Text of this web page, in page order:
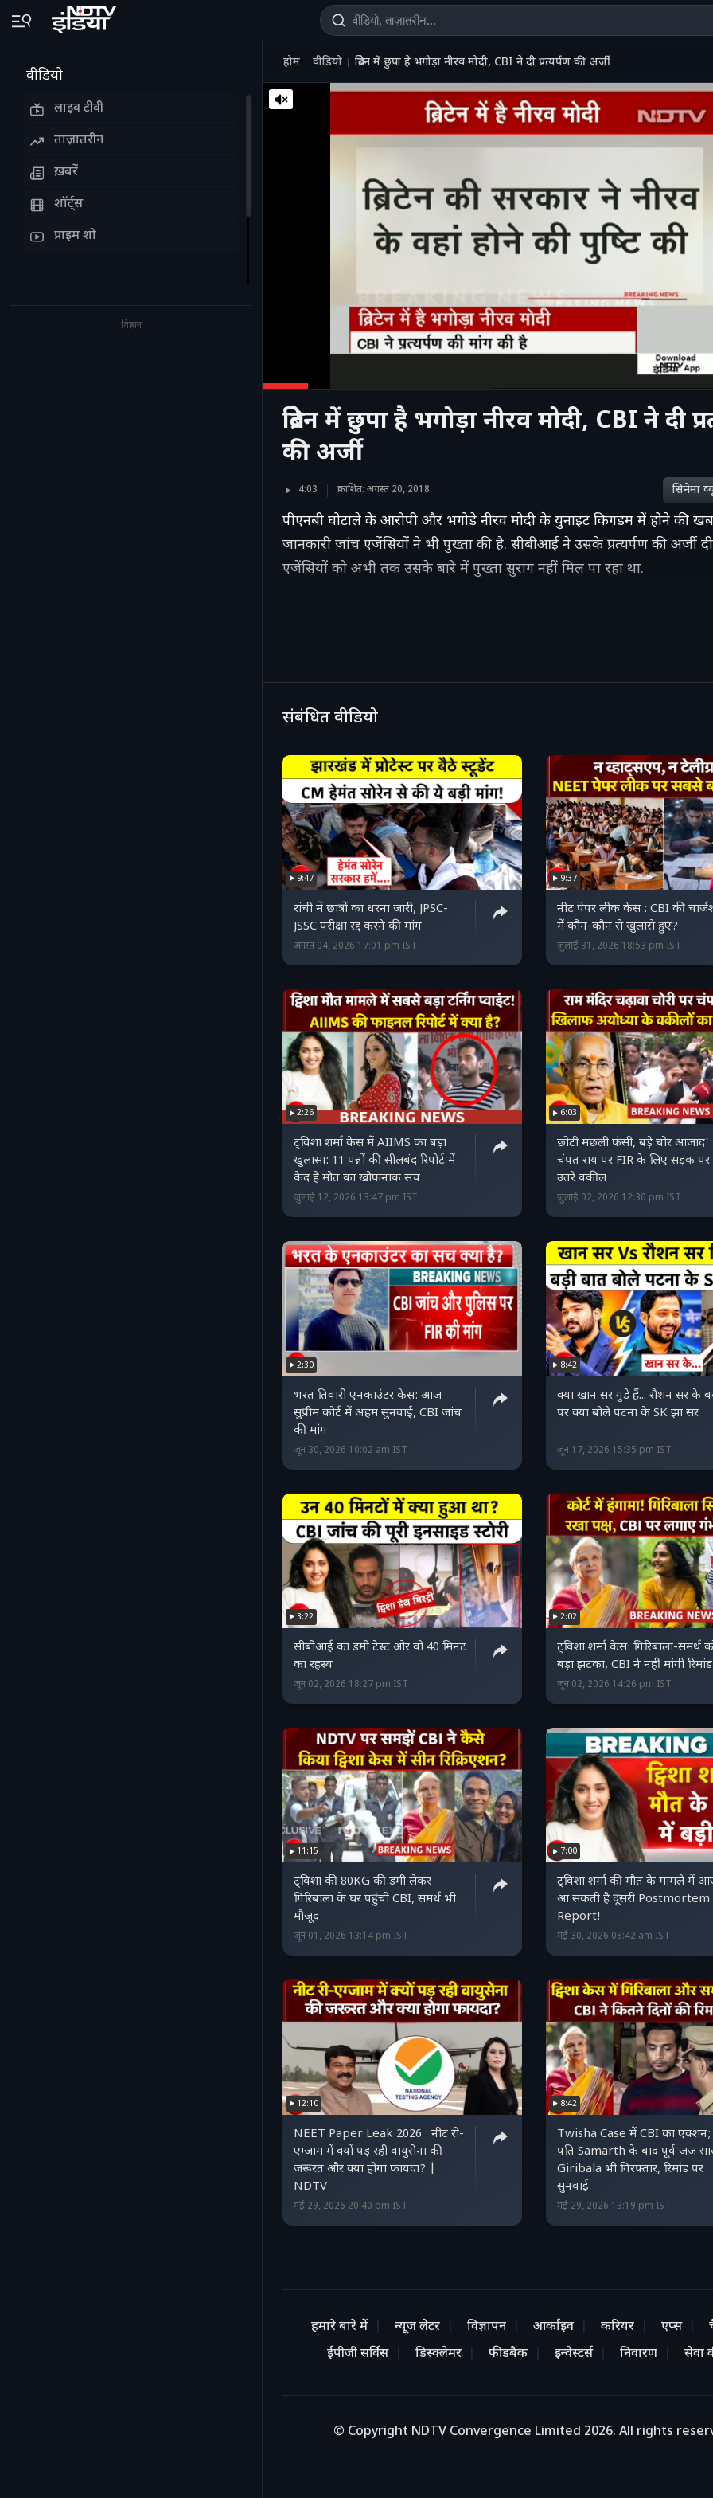
वीडियो
लाइव टीवी
ताज़ातरीन
ख़बरें
शॉर्ट्स
प्राइम शो
विज्ञापन
होम वीडियो ब्रिटेन में छुपा है भगोड़ा नीरव मोदी, CBI ने दी प्रत्यर्पण की अर्जी
ब्रिटेन में छुपा है भगोड़ा नीरव मोदी, CBI ने दी
की अर्जी
4:03 प्रकाशित: अगस्त 20, 2018 सिनेमा
पीएनबी घोटाले के आरोपी और भगोड़े नीरव मोदी के युनाइट किगडम में होने की
जानकारी जांच एजेंसियों ने भी पुख्ता की है. सीबीआई ने उसके प्रत्यर्पण की अर्जी
एजेंसियों को अभी तक उसके बारे में पुख्ता सुराग नहीं मिल पा रहा था.
संबंधित वीडियो
9:47
रांची में छात्रों का धरना जारी, JPSC-
JSSC परीक्षा रद्द करने की मांग
अगस्त 04, 2026 17:01 pm IST
9:37
नीट पेपर लीक केस : CBI की
में कौन-कौन से खुलासे हुए?
जुलाई 31, 2026 18:53 pm IST
2:26
ट्विशा शर्मा केस में AIIMS का बड़ा
खुलासा: 11 पन्नों की सीलबंद रिपोर्ट में
कैद है मौत का खौफनाक सच
जुलाई 12, 2026 13:47 pm IST
6:03
छोटी मछली फंसी, बड़े चोर आजाद':
चंपत राय पर FIR के लिए सड़क पर
उतरे वकील
जुलाई 02, 2026 12:30 pm IST
2:30
भरत तिवारी एनकाउंटर केस: आज
सुप्रीम कोर्ट में अहम सुनवाई, CBI जांच
की मांग
जून 30, 2026 10:02 am IST
8:42
क्या खान सर गुंडे हैं... रौशन सर के
पर क्या बोले पटना के SK झा सर
जून 17, 2026 15:35 pm IST
3:22
सीबीआई का डमी टेस्ट और वो 40 मिनट
का रहस्य
जून 02, 2026 18:27 pm IST
2:02
ट्विशा शर्मा केस: गिरिबाला-समर्थ
बड़ा झटका, CBI ने नहीं मांगी रिमांड
जून 02, 2026 14:26 pm IST
11:15
ट्विशा की 80KG की डमी लेकर
गिरिबाला के घर पहुंची CBI, समर्थ भी
मौजूद
जून 01, 2026 13:14 pm IST
7:00
ट्विशा शर्मा की मौत के मामले में
आ सकती है दूसरी Postmortem
Report!
मई 30, 2026 08:42 am IST
12:10
NEET Paper Leak 2026 : नीट री-
एग्जाम में क्यों पड़ रही वायुसेना की
जरूरत और क्या होगा फायदा? |
NDTV
मई 29, 2026 20:40 pm IST
8:42
Twisha Case में CBI का एक्शन;
पति Samarth के बाद पूर्व जज
Giribala भी गिरफ्तार, रिमांड पर
सुनवाई
मई 29, 2026 13:19 pm IST
हमारे बारे में न्यूज लेटर विज्ञापन आर्काइव करियर एप्स
ईपीजी सर्विस
डिस्क्लेमर फीडबैक इन्वेस्टर्स निवारण सेवा
© Copyright NDTV Convergence Limited 2026. All rights